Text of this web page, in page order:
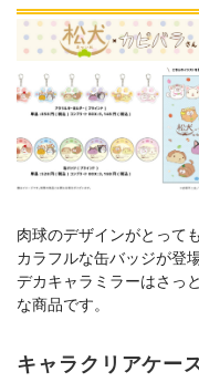
肉球のデザインがとって
カラフルな缶バッジが登場
デカキャラミラーはさっ
な商品です。
キャラクリアケー